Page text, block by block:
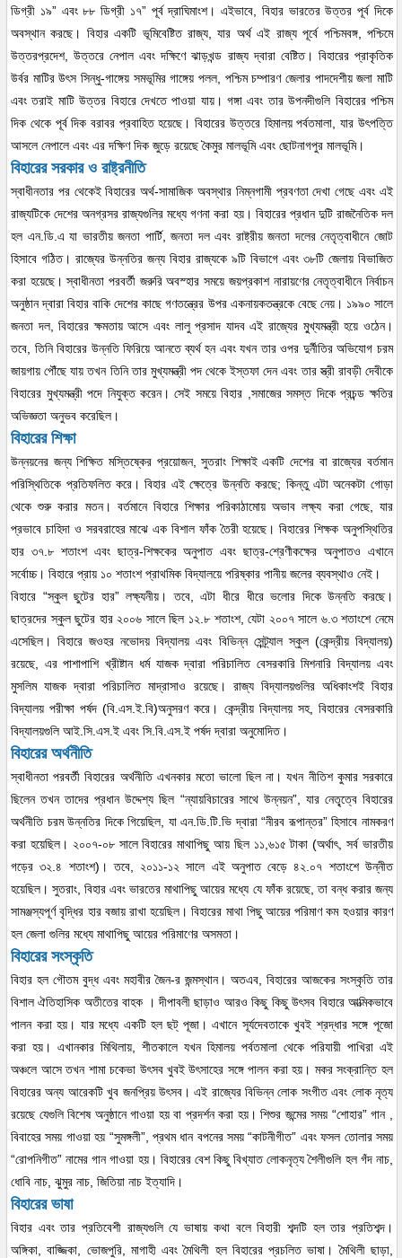
ডিগ্রী ১৯” এবং ৮৮ ডিগ্রী ১৭” পূর্ব দ্রাঘিমাংশ। এইভাবে, বিহার ভারতের উত্তর পূর্ব দিকে
অবস্থান করছে। বিহার একটি ভূমিবেষ্টিত রাজ্য, যার অর্থ এই রাজ্য পূর্বে পশ্চিমবঙ্গ, পশ্চিমে
উত্তরপ্রদেশ, উত্তরে নেপাল এবং দক্ষিণে ঝাড়খন্ড রাজ্য দ্বারা বেষ্টিত। বিহারের প্রাকৃতিক
উর্বর মাটির উৎস সিন্ধু-গাঙ্গেয় সমভূমির গাঙ্গেয় পলল, পশ্চিম চম্পারণ জেলার পাদদেশীয় জলা মাটি
এবং তরাই মাটি উত্তর বিহারে দেখতে পাওয়া যায়। গঙ্গা এবং তার উপনদীগুলি বিহারের পশ্চিম
দিক থেকে পূর্ব দিক বরাবর প্রবাহিত হয়েছে। বিহারের উত্তরে হিমালয় পর্বতমালা, যার উৎপত্তি
আসলে নেপালে এবং এর দক্ষিণ দিক জুড়ে রয়েছে কৈমুর মালভূমি এবং ছোটনাগপুর মালভূমি।
বিহারের সরকার ও রাষ্ট্রনীতি
স্বাধীনতার পর থেকেই বিহারের অর্থ-সামাজিক অবস্থার নিম্নগামী প্রবণতা দেখা গেছে এবং এই
রাজ্যটিকে দেশের অনগ্রসর রাজ্যগুলির মধ্যে গণনা করা হয়। বিহারের প্রধান দুটি রাজনৈতিক দল
হল এন.ডি.এ যা ভারতীয় জনতা পার্টি, জনতা দল এবং রাষ্ট্রীয় জনতা দলের নেতৃত্বাধীনে জোট
হিসাবে গঠিত। রাজ্যের উন্নতির জন্য বিহার রাজ্যকে ৯টি বিভাগে এবং ৩৮টি জেলায় বিভাজিত
করা হয়েছে। স্বাধীনতা পরবর্তী জরুরি অবস্হার সময়ে জয়প্রকাশ নারায়ণের নেতৃত্বাধীনে নির্বাচন
অনুষ্ঠান দ্বারা বিহার বাকি দেশের কাছে গণতন্ত্রের উপর একনায়কতন্ত্রকে বেছে নেয়। ১৯৯০ সালে
জনতা দল, বিহারের ক্ষমতায় আসে এবং লালু প্রসাদ যাদব এই রাজ্যের মু্খ্যমন্ত্রী হয়ে ওঠেন।
তবে, তিনি বিহারের উন্নতি ফিরিয়ে আনতে ব্যর্থ হন এবং যখন তার ওপর দুর্নীতির অভিযোগ চরম
জায়গায় পৌঁছে যায় তখন তিনি তার মুখ্যমন্ত্রী পদ থেকে ইস্তফা দেন এবং তার স্ত্রী রাবড়ী দেবীকে
বিহারের মুখ্যমন্ত্রী পদে নিযুক্ত করেন। সেই সময়ে বিহার ,সমাজের সমস্ত দিকে প্রচন্ড ক্ষতির
অভিজ্ঞতা অনুভব করেছিল।
বিহারের শিক্ষা
উন্নয়নের জন্য শিক্ষিত মস্তিষ্কের প্রয়োজন, সুতরাং শিক্ষাই একটি দেশের বা রাজ্যের বর্তমান
পরিস্থিতিকে প্রতিফলিত করে। বিহার এই ক্ষেত্রে উন্নতি করছে; কিন্তু এটা অনেকটা গোড়া
থেকে শুরু করার মতন। বর্তমানে বিহারে শিক্ষার পরিকাঠামোয় অভাব লক্ষ্য করা গেছে, যার
প্রভাবে চাহিদা ও সরবরাহের মাঝে এক বিশাল ফাঁক তৈরী হয়েছে। বিহারের শিক্ষক অনুপস্থিতির
হার ৩৭.৮ শতাংশ এবং ছাত্র-শিক্ষকের অনুপাত এবং ছাত্র-শ্রেণীকক্ষের অনুপাতও এখানে
সর্বোচ্চ। বিহারে প্রায় ১০ শতাংশ প্রাথমিক বিদ্যালয়ে পরিষ্কার পানীয় জলের ব্যবস্থাও নেই।
বিহারে “স্কুল ছুটের হার” লক্ষ্যনীয়। তবে, এটা ধীরে ধীরে ভলোর দিকে উন্নতি করছে।
ছাত্রদের স্কুল ছুটের হার ২০০৬ সালে ছিল ১২.৮ শতাংশ, যেটা ২০০৭ সালে ৬.৩ শতাংশে নেমে
এসেছিল। বিহারে জওহর নভোদয় বিদ্যালয় এবং বিভিন্ন সেন্ট্র্যাল স্কুল (কেন্দ্রীয় বিদ্যালয়)
রয়েছে, এর পাশাপাশি খ্রীষ্টান ধর্ম যাজক দ্বারা পরিচালিত বেসরকারি মিশনারি বিদ্যালয় এবং
মুসলিম যাজক দ্বারা পরিচালিত মাদ্রাসাও রয়েছে। রাজ্য বিদ্যালয়গুলির অধিকাংশই বিহার
বিদ্যালয় পরীক্ষা পর্ষদ (বি.এস.ই.বি)অনুসরণ করে। কেন্দ্রীয় বিদ্যালয় সহ, বিহারের বেসরকারি
বিদ্যালয়গুলি আই.সি.এস.ই এবং সি.বি.এস.ই পর্ষদ দ্বারা অনুমোদিত।
বিহারের অর্থনীতি
স্বাধীনতা পরবর্তী বিহারের অর্থনীতি এখনকার মতো ভালো ছিল না। যখন নীতিশ কুমার সরকারে
ছিলেন তখন তাদের প্রধান উদ্দেশ্য ছিল “ন্যায়বিচারের সাথে উন্নয়ন”, যার নেতৃ্ত্বে বিহারের
অর্থনীতি চরম উন্নতির দিকে গিয়েছিল, যা এন.ডি.টি.ভি দ্বারা “নীরব রূপান্তর” হিসাবে নামকরণ
করা হয়েছিল। ২০০৭-০৮ সালে বিহারের মাথাপিছু আয় ছিল ১১,৬১৫ টাকা (অর্থাৎ, সর্ব ভারতীয়
গড়ের ৩২.৪ শতাংশ)। তবে, ২০১১-১২ সালে এই অনুপাত বেড়ে ৪২.০৭ শতাংশে উন্নীত
হয়েছিল। সুতরাং, বিহার এবং ভারতের মাথাপিছু আয়ের মধ্যে যে ফাঁক রয়েছে, তা বন্ধ করার জন্য
সামঞ্জস্যপূর্ণ বৃদ্ধির হার বজায় রাখা হয়েছিল। বিহারের মাথা পিছু আয়ের পরিমাণ কম হওয়ার কারণ
হল জেলা গুলির মধ্যে মাথাপিছু আয়ের পরিমাণের অসমতা।
বিহারের সংস্কৃতি
বিহার হল গৌতম বুদ্ধ এবং মহাবীর জৈন-র জন্মস্থান। অতএব, বিহারের আজকের সংস্কৃতি তার
বিশাল ঐতিহাসিক অতীতের বাহক । দীপাবলী ছাড়াও আরও কিছু কিছু উৎসব বিহারে আত্মিকভাবে
পালন করা হয়। যার মধ্যে একটি হল ছট্ পূজা। এখানে সূর্যদেবতাকে খুবই শ্রদ্ধার সঙ্গে পূজো
করা হয়। এখানকার মিথিলায়, শীতকালে যখন হিমালয় পর্বতমালা থেকে পরিযায়ী পাখিরা এই
অঞ্চলে আসে তখন শামা চকেভা উৎসব খুবই উৎসাহের সঙ্গে পালন করা হয়। মকর সংক্রান্তি হল
বিহারের অন্য আরেকটি খুব জনপ্রিয় উৎসব। এই রাজ্যের বিভিন্ন লোক সংগীত এবং লোক নৃত্য
রয়েছে যেগুলি বিশেষ অনুষ্ঠানে গাওয়া হয় বা প্রদর্শন করা হয়। শিশুর জন্মের সময় “শোহার” গান ,
বিবাহের সময় গাওয়া হয় “সুমঙ্গলী”, প্রথম ধান বপনের সময় “কাটনীগীত” এবং ফসল তোলার সময়
“রোপনিগীত” নামের গান গাওয়া হয়। বিহারের বেশ কিছু বিখ্যাত লোকনৃত্য শৈলীগুলি হল গঁদ নাচ,
ধোবি নাচ, ঝুমুর নাচ, জিতিয়া নাচ ইত্যাদি।
বিহারের ভাষা
বিহার এবং তার প্রতিবেশী রাজ্যগুলি যে ভাষায় কথা বলে বিহারী শব্দটি হল তার প্রতিশব্দ।
অঙ্গিকা, বাজ্জিকা, ভোজপুরি, মাগাহী এবং মৈথিলী হল বিহারের প্রচলিত ভাষা। মৈথিলী ছাড়া,